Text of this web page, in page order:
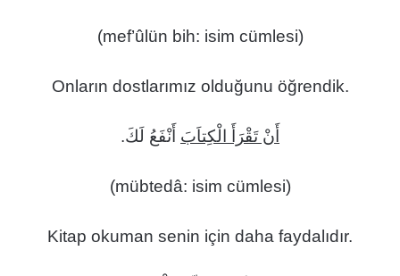
(mef’ûlün bih: isim cümlesi)
Onların dostlarımız olduğunu öğrendik.
أَنْ تَقْرَأَ الْكِتاَبَ أَنْفَعُ لَكَ.
(mübtedâ: isim cümlesi)
Kitap okuman senin için daha faydalıdır.